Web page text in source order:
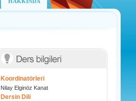
Koordinatörleri
Nilay Elginöz Kanat
Dersin Dili